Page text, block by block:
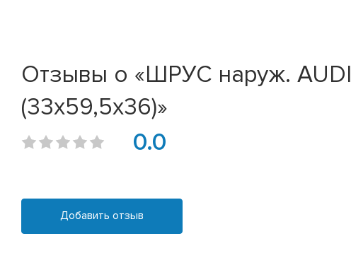
Отзывы о «ШРУС наруж. AUDI
(33х59,5х36)»
0.0
Добавить отзыв